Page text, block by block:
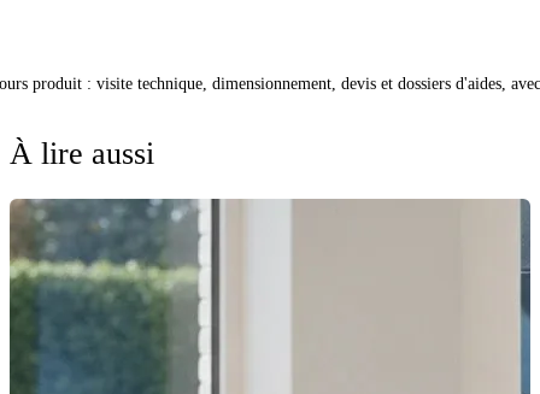
produit : visite technique, dimensionnement, devis et dossiers d'aides,
À lire aussi